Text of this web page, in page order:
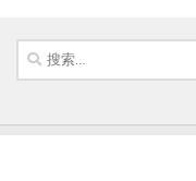
搜
索：